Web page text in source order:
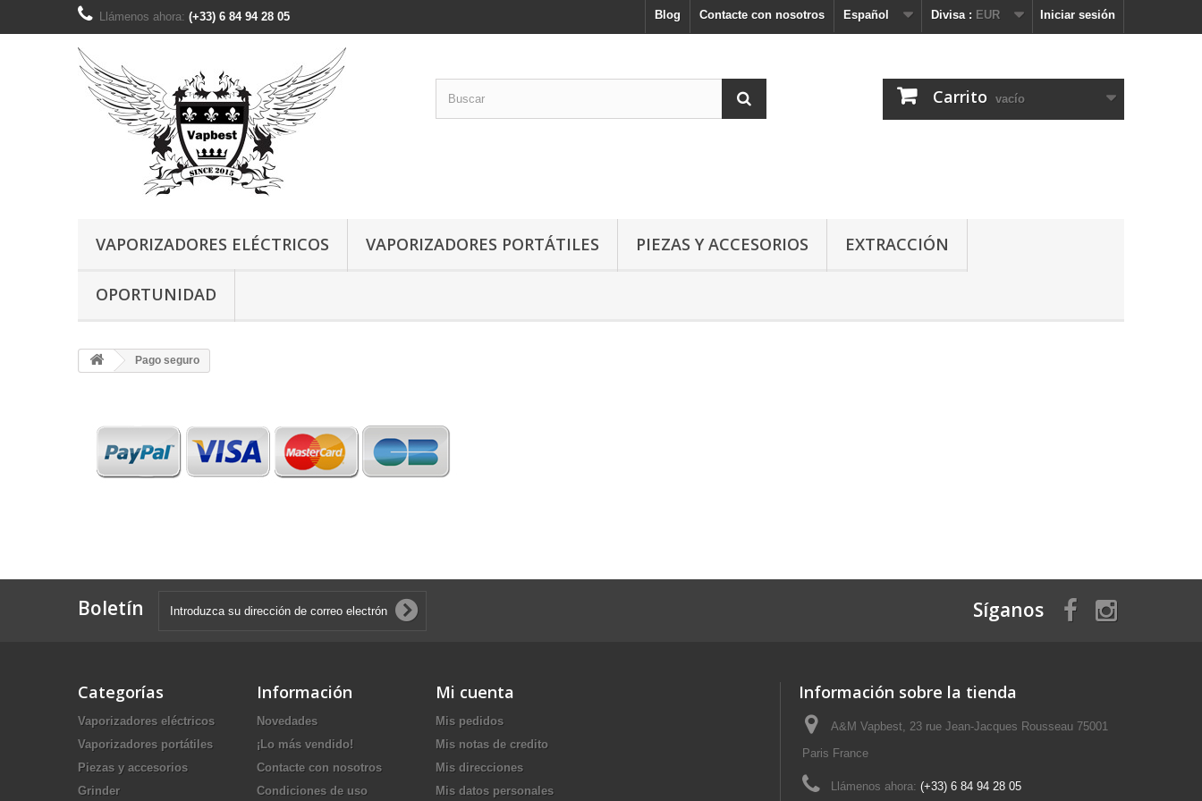
Iniciar sesión
Divisa : EUR
Español
Contacte con nosotros
Llámenos ahora: (+33) 6 84 94 28 05 Blog
Carrito vacío
VAPORIZADORES ELÉCTRICOS VAPORIZADORES PORTÁTILES PIEZAS Y ACCESORIOS EXTRACCIÓN
OPORTUNIDAD
Pago seguro
Boletín Síganos
Categorías
Vaporizadores eléctricos
Vaporizadores portátiles
Piezas y accesorios
Grinder
Información
Novedades
¡Lo más vendido!
Contacte con nosotros
Condiciones de uso
Mi cuenta
Mis pedidos
Mis notas de credito
Mis direcciones
Mis datos personales
Información sobre la tienda
A&M Vapbest, 23 rue Jean-Jacques Rousseau 75001
Paris France
Llámenos ahora: (+33) 6 84 94 28 05